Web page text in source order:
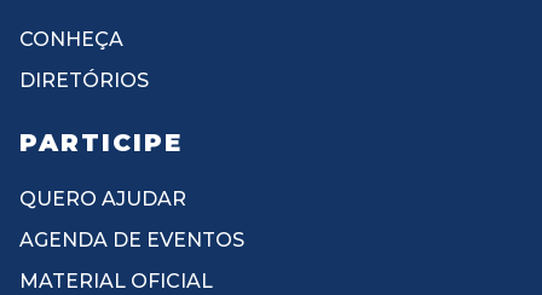
CONHEÇA
DIRETÓRIOS
PARTICIPE
QUERO AJUDAR
AGENDA DE EVENTOS
MATERIAL OFICIAL